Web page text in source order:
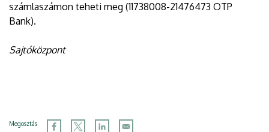
számlaszámon teheti meg (11738008-21476473 OTP
Bank).
Sajtóközpont
Megosztás